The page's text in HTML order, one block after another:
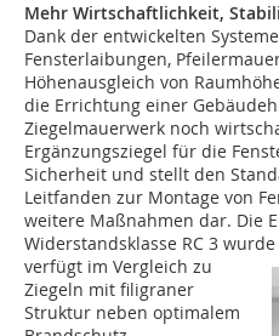
Mehr Wirtschaftlichkeit,
Dank der entwickelten
Fensterlaibungen,
Höhenausgleich von
die Errichtung einer
Ziegelmauerwerk noch
Ergänzungsziegel für die
Sicherheit und stellt den
Leitfanden zur Montage von
weitere Maßnahmen dar. Die
Widerstandsklasse RC 3
verfügt im Vergleich zu
Ziegeln mit filigraner
Struktur neben optimalem